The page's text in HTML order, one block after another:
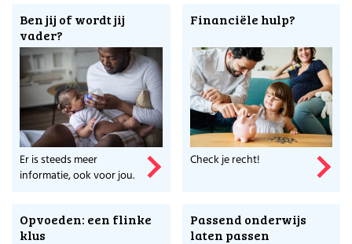
Ben jij of wordt jij
vader?
Er is steeds meer
informatie, ook voor jou.
Financiële hulp?
Check je recht!
Opvoeden: een flinke
klus
Passend onderwijs
laten passen